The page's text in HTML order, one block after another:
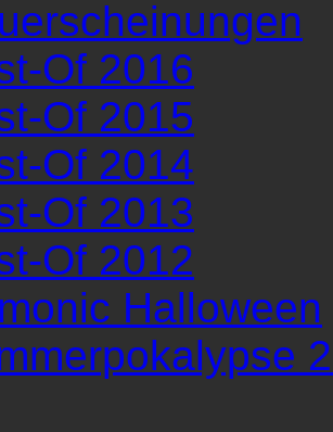
Of 2016
Of 2015
Of 2014
Of 2013
Of 2012
Halloween